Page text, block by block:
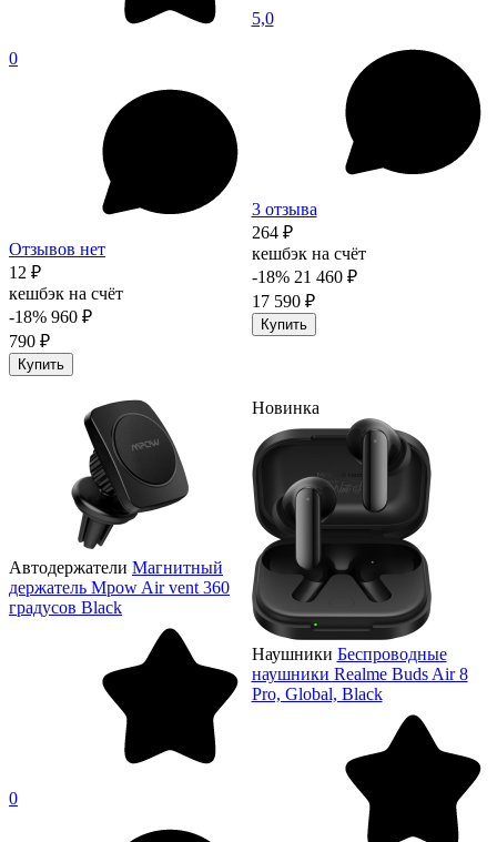
0
Отзывов нет
12 ₽
кешбэк на счёт
-18% 960 ₽
790 ₽
Купить
5,0
3 отзыва
264 ₽
кешбэк на счёт
-18% 21 460 ₽
17 590 ₽
Купить
Автодержатели Магнитный
держатель Mpow Air vent 360
градусов Black
0
Новинка
Наушники Беспроводные
наушники Realme Buds Air 8
Pro, Global, Black